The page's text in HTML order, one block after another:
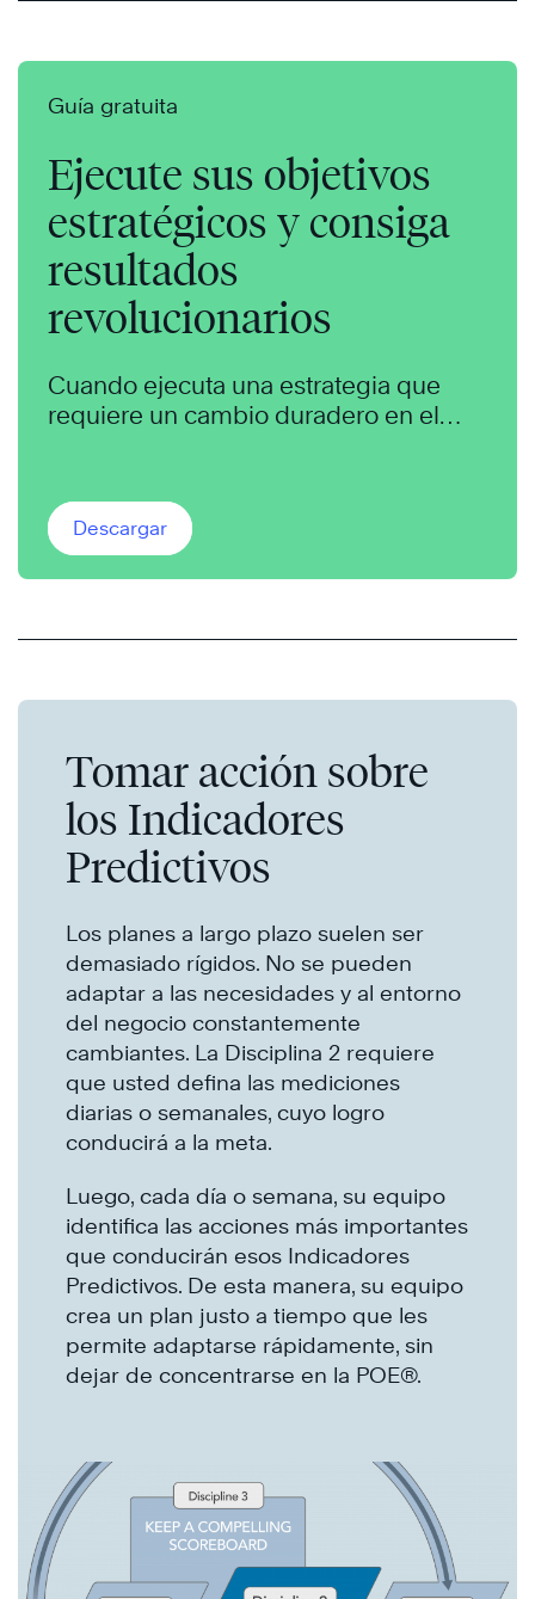
Guía gratuita
Ejecute sus objetivos
estratégicos y consiga
resultados
revolucionarios
Cuando ejecuta una estrategia que
requiere un cambio duradero en el
liderazgoque jamás encontrará. Con
Las 4 Disciplinas de la Ejecución®, no
está experimentando con una teoría
Descargar
Tomar acción sobre
los Indicadores
Predictivos
Los planes a largo plazo suelen ser
demasiado rígidos. No se pueden
adaptar a las necesidades y al entorno
del negocio constantemente
cambiantes. La Disciplina 2 requiere
que usted defina las mediciones
diarias o semanales, cuyo logro
conducirá a la meta.
Luego, cada día o semana, su equipo
identifica las acciones más importantes
que conducirán esos Indicadores
Predictivos. De esta manera, su equipo
crea un plan justo a tiempo que les
permite adaptarse rápidamente, sin
dejar de concentrarse en la POE®.